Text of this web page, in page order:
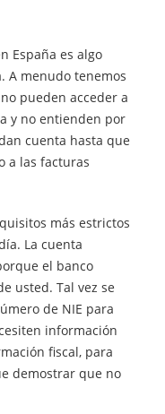
España es algo
A menudo tenemos
pueden acceder a
y no entienden por
cuenta hasta que
a las facturas
más estrictos
La cuenta
el banco
usted. Tal vez se
de NIE para
información
fiscal, para
demostrar que no